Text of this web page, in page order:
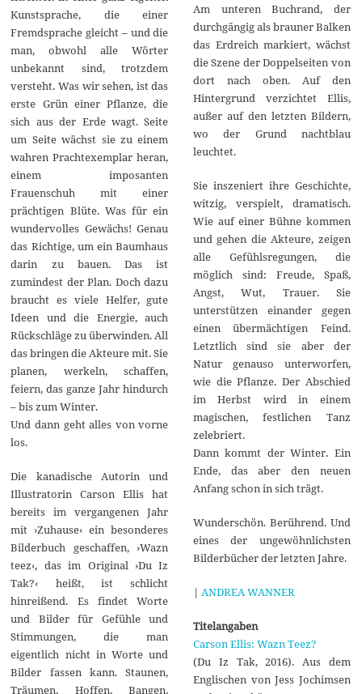
Kunstsprache, die einer
Fremdsprache gleicht – und die
man, obwohl alle Wörter
unbekannt sind, trotzdem
versteht. Was wir sehen, ist das
erste Grün einer Pflanze, die
sich aus der Erde wagt. Seite
um Seite wächst sie zu einem
wahren Prachtexemplar heran,
einem imposanten
Frauenschuh mit einer
prächtigen Blüte. Was für ein
wundervolles Gewächs! Genau
das Richtige, um ein Baumhaus
darin zu bauen. Das ist
zumindest der Plan. Doch dazu
braucht es viele Helfer, gute
Ideen und die Energie, auch
Rückschläge zu überwinden. All
das bringen die Akteure mit. Sie
planen, werkeln, schaffen,
feiern, das ganze Jahr hindurch
– bis zum Winter.
Und dann geht alles von vorne
los.
Die kanadische Autorin und
Illustratorin Carson Ellis hat
bereits im vergangenen Jahr
mit ›Zuhause‹ ein besonderes
Bilderbuch geschaffen, ›Wazn
teez‹, das im Original ›Du Iz
Tak?‹ heißt, ist schlicht
hinreißend. Es findet Worte
und Bilder für Gefühle und
Stimmungen, die man
eigentlich nicht in Worte und
Bilder fassen kann. Staunen,
Träumen, Hoffen, Bangen,
Am unteren Buchrand, der
durchgängig als brauner Balken
das Erdreich markiert, wächst
die Szene der Doppelseiten von
dort nach oben. Auf den
Hintergrund verzichtet Ellis,
außer auf den letzten Bildern,
wo der Grund nachtblau
leuchtet.
Sie inszeniert ihre Geschichte,
witzig, verspielt, dramatisch.
Wie auf einer Bühne kommen
und gehen die Akteure, zeigen
alle Gefühlsregungen, die
möglich sind: Freude, Spaß,
Angst, Wut, Trauer. Sie
unterstützen einander gegen
einen übermächtigen Feind.
Letztlich sind sie aber der
Natur genauso unterworfen,
wie die Pflanze. Der Abschied
im Herbst wird in einem
magischen, festlichen Tanz
zelebriert.
Dann kommt der Winter. Ein
Ende, das aber den neuen
Anfang schon in sich trägt.
Wunderschön. Berührend. Und
eines der ungewöhnlichsten
Bilderbücher der letzten Jahre.
| ANDREA WANNER
Titelangaben
Carson Ellis: Wazn Teez?
(Du Iz Tak, 2016). Aus dem
Englischen von Jess Jochimsen